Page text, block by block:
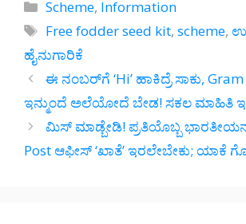
s
A
p
p
gr
m
b
o
k
e
Categories
Scheme, Information
Tags
Free fodder seed kit,scheme,
ಹೈನುಗಾರಿಕೆ
ಈ ನಂಬರ್‌ಗೆ ‘Hi’ ಹಾಕಿದ್ರೆ ಸಾಕು,
ಇನ್ಮುಂದೆ ಅಲೆಯೋದೆ ಬೇಡ! ಸಕಲ ಮಾಹಿತಿ
ಮಿಸ್ ಮಾಡ್ಬೇಡಿ! ಪ್ರತಿಯೊಬ್ಬ
Post ಆಫೀಸ್ ‘ಖಾತೆ’ ಇರಲೇಬೇಕು; ಯಾಕೆ